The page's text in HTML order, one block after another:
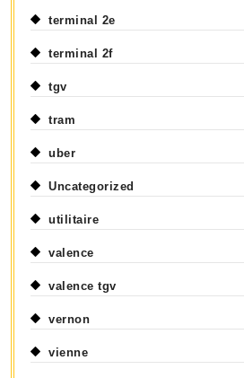
terminal 2e
terminal 2f
tgv
tram
uber
Uncategorized
utilitaire
valence
valence tgv
vernon
vienne